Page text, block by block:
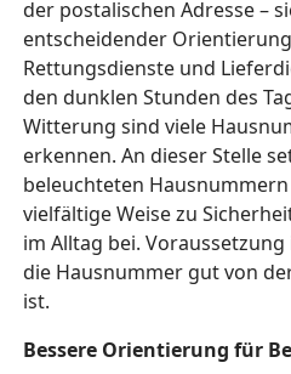
der postalischen Adresse –
entscheidender
Rettungsdienste und
den dunklen Stunden des
Witterung sind viele
erkennen. An dieser Stelle
beleuchteten
vielfältige Weise zu
im Alltag bei.
die Hausnummer gut von
ist.
Bessere Orientierung für